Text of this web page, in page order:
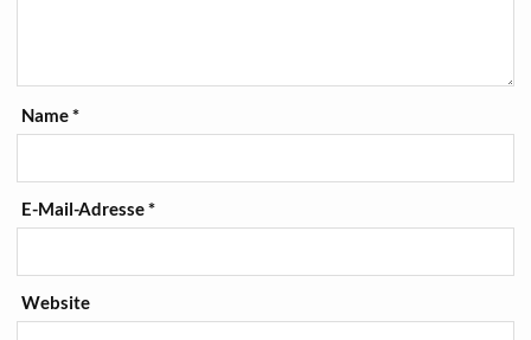
Name*
E-Mail-Adresse*
Website